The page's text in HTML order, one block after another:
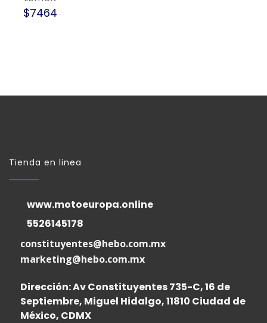
$7464
Tienda en linea
www.motoeuropa.online
5526145178
constituyentes@hebo.com.mx
marketing@hebo.com.mx
Dirección: Av Constituyentes 735-C, 16 de
Septiembre, Miguel Hidalgo, 11810 Ciudad de
México, CDMX